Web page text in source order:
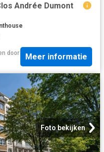
Andrée Dumont
door
Meer informatie
Foto bekijken